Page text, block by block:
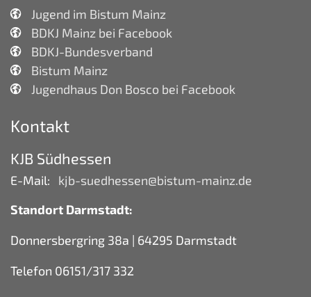
Jugend im Bistum Mainz
BDKJ Mainz bei Facebook
BDKJ-Bundesverband
Bistum Mainz
Jugendhaus Don Bosco bei Facebook
Kontakt
KJB Südhessen
E-Mail:
kjb-suedhessen@bistum-mainz.de
Standort Darmstadt:
Donnersbergring 38a | 64295 Darmstadt
Telefon 06151/317 332